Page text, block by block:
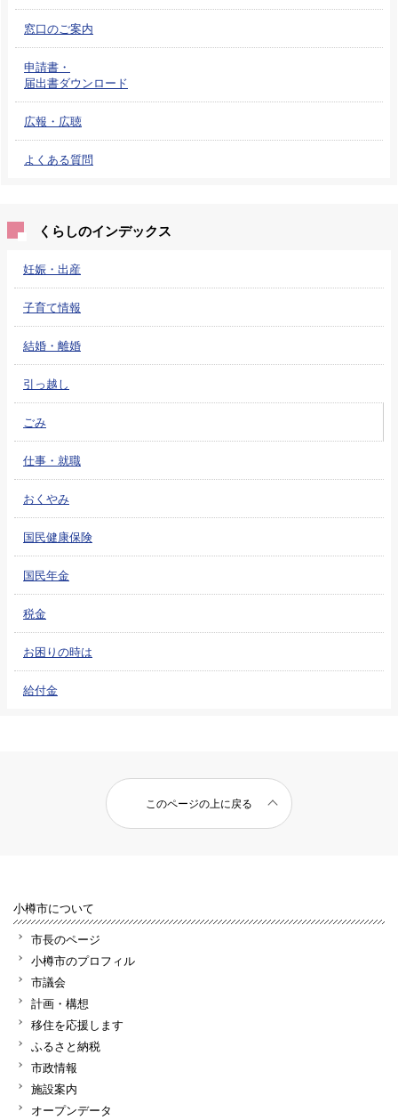
窓口のご案内
申請書・
届出書ダウンロード
広報・広聴
よくある質問
くらしのインデックス
妊娠・出産
子育て情報
結婚・離婚
引っ越し
ごみ
仕事・就職
おくやみ
国民健康保険
国民年金
税金
お困りの時は
給付金
このページの上に戻る
小樽市について
市長のページ
小樽市のプロフィル
市議会
計画・構想
移住を応援します
ふるさと納税
市政情報
施設案内
オープンデータ